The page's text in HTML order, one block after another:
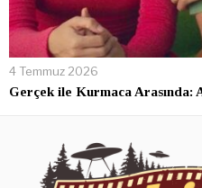
4 Temmuz 2026
Gerçek ile Kurmaca Arasında: